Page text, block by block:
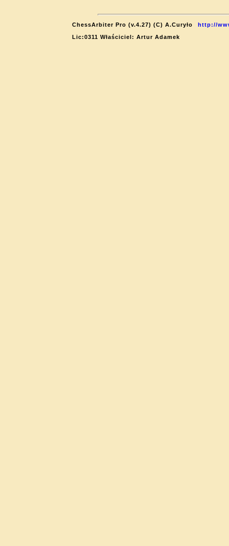
ChessArbiter Pro (v.4.27) (C) A.Curyło
http://
Lic:0311 Właściciel: Artur Adamek